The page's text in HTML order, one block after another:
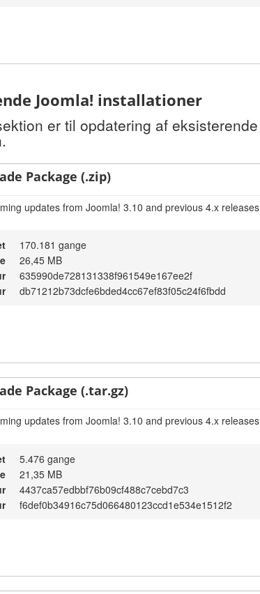
Joomla! installationer
er til opdatering af
Package (.zip)
updates from Joomla! 3.10 and previous 4.x
170.181 gange
26,45 MB
635990de728131338f961549e167ee2f
db71212b73dcfe6bded4cc67ef83f05c24f6fbdd
Package (.tar.gz)
updates from Joomla! 3.10 and previous 4.x
5.476 gange
21,35 MB
4437ca57edbbf76b09cf488c7cebd7c3
f6def0b34916c75d066480123ccd1e534e1512f2